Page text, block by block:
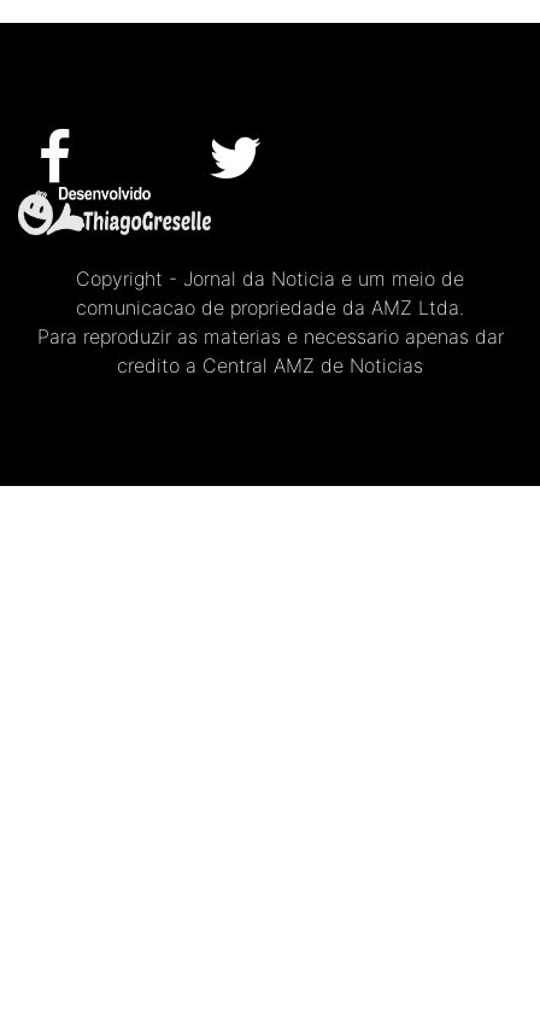
Copyright - Jornal da Noticia e um meio de
comunicacao de propriedade da AMZ Ltda.
Para reproduzir as materias e necessario apenas dar
credito a Central AMZ de Noticias